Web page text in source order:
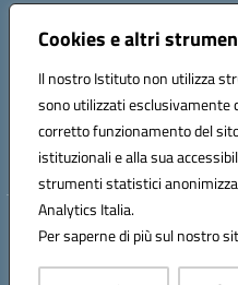
Cookies e altri
Il nostro Istituto non utilizza
sono utilizzati esclusivamente
corretto funzionamento del
istituzionali e alla sua
strumenti statistici
Analytics Italia.
Per saperne di più sul nostro
Indirizzo:
Centralino:(+39) 0737787634
Codice fiscale: 92010940432
Codice meccanografico:
Codice unico di fatturazione (CUF):
Hosting &
Concept &